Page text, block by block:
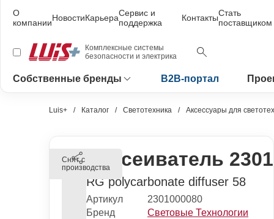
О
компанииНовостиКарьераСервис и
поддержка
КонтактыСтать
поставщиком
Комплексные системы
безопасности и электрика
Собственные бренды B2B-портал
Luis+ Каталог Светотехника Аксессуары для
Снят с
производстваРассеиватель
RG polycarbonate diffuser 58
Артикул
2301000080
Бренд
Световые Технологии